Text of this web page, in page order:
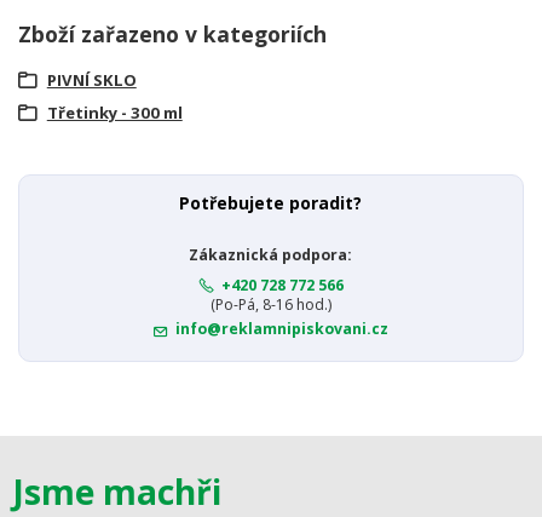
Zboží zařazeno v kategoriích
PIVNÍ SKLO
Třetinky - 300 ml
Potřebujete poradit?
Zákaznická podpora:
+420 728 772 566
(Po-Pá, 8-16 hod.)
info@reklamnipiskovani.cz
Jsme machři